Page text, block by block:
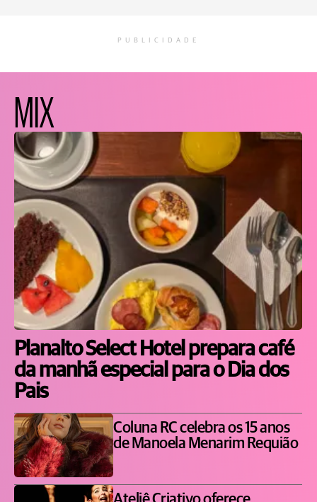
PUBLICIDADE
MIX
Planalto Select Hotel prepara café
da manhã especial para o Dia dos
Pais
Coluna RC celebra os 15 anos
de Manoela Menarim Requião